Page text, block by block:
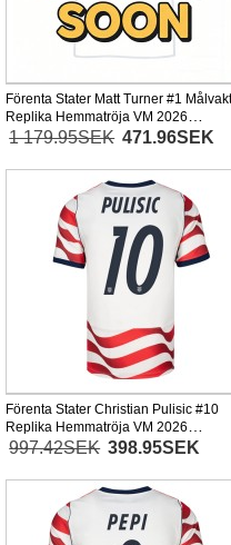
Förenta Stater Matt Turner #1 Målvakt
Replika Hemmatröja VM 2026
Långärmad
1 179.95SEK 471.96SEK
Förenta Stater Christian Pulisic #10
Replika Hemmatröja VM 2026
Kortärmad
997.42SEK 398.95SEK